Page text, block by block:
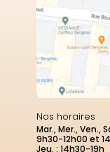
Nos horaires
Mar., Mer., Ven.,
9h30-12h00 et
Jeu. : 14h30-19h